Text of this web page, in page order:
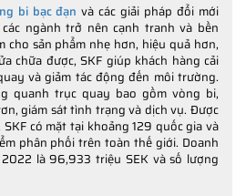
bi bạc đạn và các giải pháp đổi mới
ngành trở nên cạnh tranh và bền
cho sản phẩm nhẹ hơn, hiệu quả hơn,
chữa được, SKF giúp khách hàng cải
và giảm tác động đến môi trường.
quanh trục quay bao gồm vòng bi,
giám sát tình trạng và dịch vụ. Được
có mặt tại khoảng 129 quốc gia và
phân phối trên toàn thế giới. Doanh
là 96,933 triệu SEK và số lượng